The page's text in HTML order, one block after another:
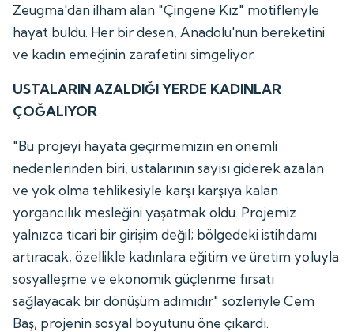
Zeugma'dan ilham alan "Çingene Kız" motifleriyle
hayat buldu. Her bir desen, Anadolu'nun bereketini
ve kadın emeğinin zarafetini simgeliyor.
USTALARIN AZALDIĞI YERDE KADINLAR
ÇOĞALIYOR
"Bu projeyi hayata geçirmemizin en önemli
nedenlerinden biri, ustalarının sayısı giderek azalan
ve yok olma tehlikesiyle karşı karşıya kalan
yorgancılık mesleğini yaşatmak oldu. Projemiz
yalnızca ticari bir girişim değil; bölgedeki istihdamı
artıracak, özellikle kadınlara eğitim ve üretim yoluyla
sosyalleşme ve ekonomik güçlenme fırsatı
sağlayacak bir dönüşüm adımıdır" sözleriyle Cem
Baş, projenin sosyal boyutunu öne çıkardı.